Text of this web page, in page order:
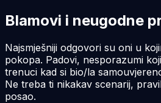
Blamovi i neugodne
Najsmješniji odgovori su oni u
pokopa. Padovi, nesporazumi
trenuci kad si bio/la
Ne treba ti nikakav scenarij,
posao.